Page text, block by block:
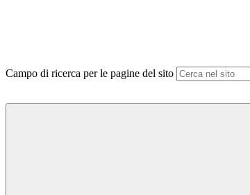
Campo di ricerca per le pagine del sito